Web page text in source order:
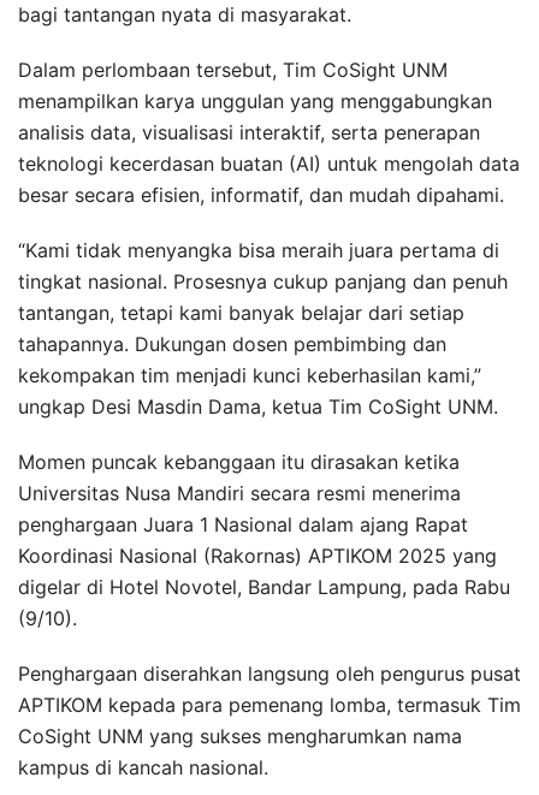
bagi tantangan nyata di masyarakat.
Dalam perlombaan tersebut, Tim CoSight UNM
menampilkan karya unggulan yang menggabungkan
analisis data, visualisasi interaktif, serta penerapan
teknologi kecerdasan buatan (AI) untuk mengolah data
besar secara efisien, informatif, dan mudah dipahami.
“Kami tidak menyangka bisa meraih juara pertama di
tingkat nasional. Prosesnya cukup panjang dan penuh
tantangan, tetapi kami banyak belajar dari setiap
tahapannya. Dukungan dosen pembimbing dan
kekompakan tim menjadi kunci keberhasilan kami,”
ungkap Desi Masdin Dama, ketua Tim CoSight UNM.
Momen puncak kebanggaan itu dirasakan ketika
Universitas Nusa Mandiri secara resmi menerima
penghargaan Juara 1 Nasional dalam ajang Rapat
Koordinasi Nasional (Rakornas) APTIKOM 2025 yang
digelar di Hotel Novotel, Bandar Lampung, pada Rabu
(9/10).
Penghargaan diserahkan langsung oleh pengurus pusat
APTIKOM kepada para pemenang lomba, termasuk Tim
CoSight UNM yang sukses mengharumkan nama
kampus di kancah nasional.